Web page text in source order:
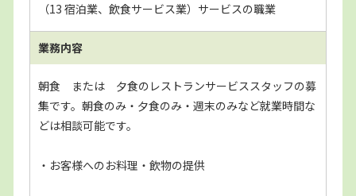
（13 宿泊業、飲食サービス業）サービスの職業
業務内容
朝食 または 夕食のレストランサービススタッフの募
集です。朝食のみ・夕食のみ・週末のみなど就業時間な
どは相談可能です。
・お客様へのお料理・飲物の提供